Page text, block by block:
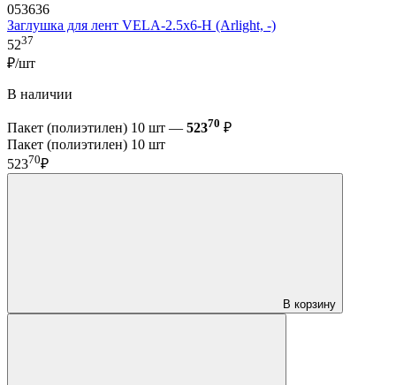
053636
Заглушка для лент VELA-2.5x6-H (Arlight, -)
5237
₽/шт
В наличии
Пакет (полиэтилен) 10 шт — 52370 ₽
Пакет (полиэтилен) 10 шт
52370₽
В корзину